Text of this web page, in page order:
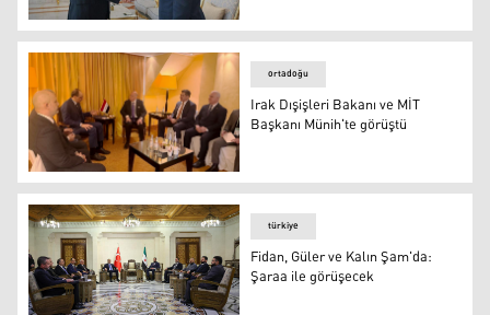
MİT Başkanı Kalın ve Ahmed Şaraa Şam'da görüştü
Irak Dışişleri Bakanı ve MİT Başkanı Münih'te görüştü
ortadoğu
Irak Dışişleri Bakanı ve MİT
Başkanı Münih'te görüştü
türkiye
Fidan, Güler ve Kalın Şam'da:
Şaraa ile görüşecek